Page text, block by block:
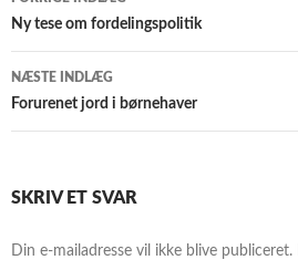
Ny tese om fordelingspolitik
NÆSTE INDLÆG
Forurenet jord i børnehaver
SKRIV ET SVAR
Din e-mailadresse vil ikke blive publiceret.